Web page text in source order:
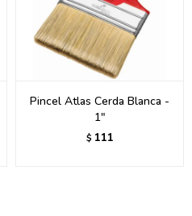
Pincel Atlas Cerda Blanca -
1"
$ 111